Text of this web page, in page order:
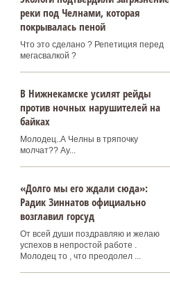
реки под Челнами, которая
покрывалась пеной
Что это сделано ? Репетиция перед
мегасвалкой ?
В Нижнекамске усилят рейды
против ночных нарушителей на
байках
Молодец..А Челны в тряпочку
молчат?? Ау...
«Долго мы его ждали сюда»:
Радик Зиннатов официально
возглавил горсуд
От всей души поздравляю и желаю
успехов в непростой работе .
Молодец то , что преодолел ...